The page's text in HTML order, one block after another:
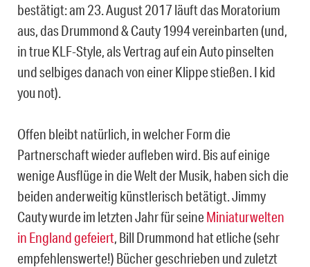
bestätigt: am 23. August 2017 läuft das Moratorium
aus, das Drummond & Cauty 1994 vereinbarten (und,
in true KLF-Style, als Vertrag auf ein Auto pinselten
und selbiges danach von einer Klippe stießen. I kid
you not).
Offen bleibt natürlich, in welcher Form die
Partnerschaft wieder aufleben wird. Bis auf einige
wenige Ausflüge in die Welt der Musik, haben sich die
beiden anderweitig künstlerisch betätigt. Jimmy
Cauty wurde im letzten Jahr für seineMiniaturwelten
in England gefeiert, Bill Drummond hat etliche (sehr
empfehlenswerte!) Bücher geschrieben und zuletzt